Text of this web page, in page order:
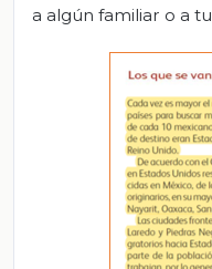
a algún familiar o a